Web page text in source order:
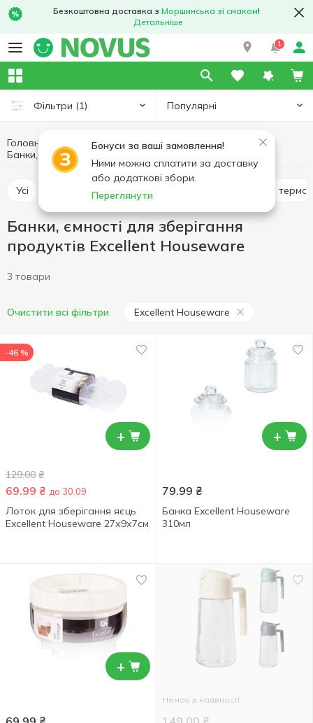
Безкоштовна доставка з Моршинська зі смаком!
Детальніше
1
Фільтри (1) Популярні
Бонуси за ваші замовлення!
Ними можна сплатити за доставку
або додаткові збори.
Переглянути
Головна
Посуд для зберігання продуктів
Банки, ємності для зберігання продуктів
Усі Харчові контейнери, ланч-бокси Термоси,
Банки, ємності для зберігання
продуктів Excellent Houseware
3 товари
Очистити всі фільтри Excellent Houseware
+
-46 %
129.00 ₴
69.99 ₴ до 30.09
Лоток для зберігання яєць
Excellent Houseware 27х9х7см
+
79.99 ₴
Банка Excellent Houseware
310мл
+
Немає в наявності